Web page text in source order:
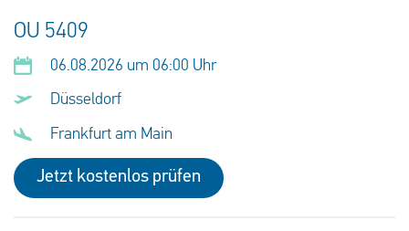
OU 5409
06.08.2026 um 06:00 Uhr
Düsseldorf
Frankfurt am Main
Jetzt kostenlos prüfen